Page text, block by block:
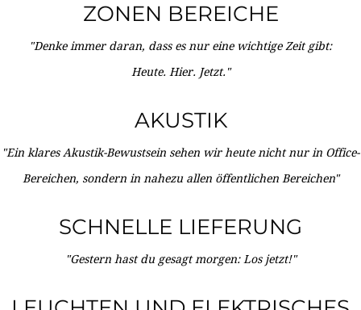
ZONEN BEREICHE
"Denke immer daran, dass es nur eine wichtige Zeit gibt:
Heute. Hier. Jetzt."
AKUSTIK
"Ein klares Akustik-Bewustsein sehen wir heute nicht nur in Office-
Bereichen, sondern in nahezu allen öffentlichen Bereichen"
SCHNELLE LIEFERUNG
"Gestern hast du gesagt morgen: Los jetzt!"